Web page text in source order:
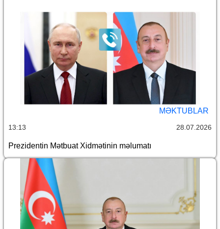
MƏKTUBLAR
13:13 28.07.2026
Prezidentin Mətbuat Xidmətinin məlumatı